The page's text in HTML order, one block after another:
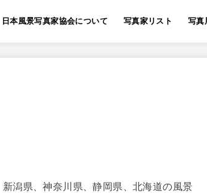
日本風景写真家協会について 写真家リスト 写真
潟県、神奈川県、静岡県、北海道の風景